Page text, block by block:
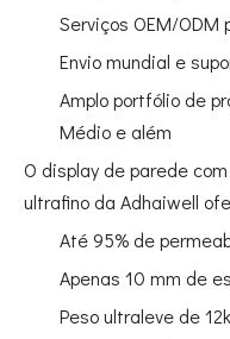
Serviços OEM/
Envio mundial e
Amplo portfólio de
Médio e além
O display de parede
ultrafino da Adhaiwell
Até 95% de
Apenas 10 mm de
Peso ultraleve de